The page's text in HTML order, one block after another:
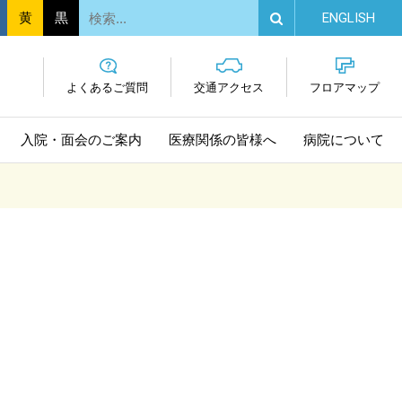
黄 黒 ENGLISH
よくあるご質問 交通アクセス フロアマップ
入院・面会のご案内 医療関係の皆様へ 病院について